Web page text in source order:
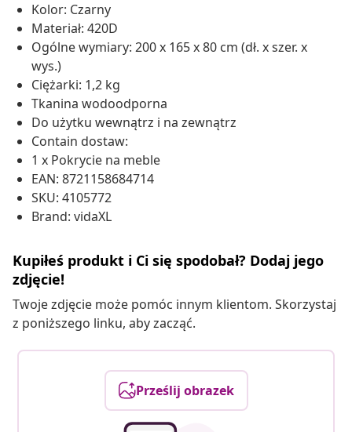
Kolor: Czarny
Materiał: 420D
Ogólne wymiary: 200 x 165 x 80 cm (dł. x szer. x
wys.)
Ciężarki: 1,2 kg
Tkanina wodoodporna
Do użytku wewnątrz i na zewnątrz
Contain dostaw:
1 x Pokrycie na meble
EAN: 8721158684714
SKU: 4105772
Brand: vidaXL
Kupiłeś produkt i Ci się spodobał? Dodaj jego
zdjęcie!
Twoje zdjęcie może pomóc innym klientom. Skorzystaj
z poniższego linku, aby zacząć.
Prześlij obrazek